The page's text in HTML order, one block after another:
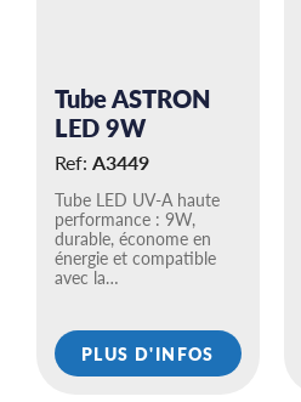
Tube ASTRON
LED 9W
Ref: A3449
Tube LED UV-A haute
performance : 9W,
durable, économe en
énergie et compatible
avec la…
PLUS D'INFOS